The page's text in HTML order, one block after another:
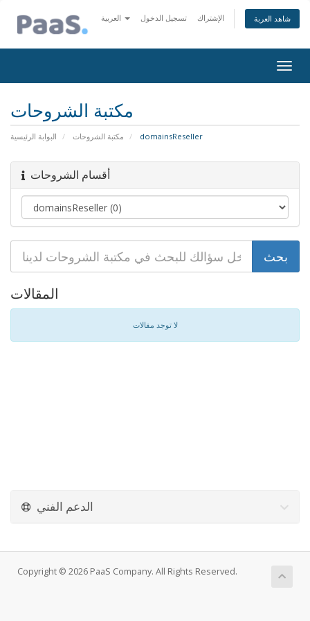
تسجيل الدخول الإشتراك شاهد العربة
مكتبة الشروحات
البوابة الرئيسية مكتبة الشروحات domainsReseller
أقسام الشروحات
المقالات
لا توجد مقالات
الدعم الفني
Copyright © 2026 PaaS Company. All Rights Reserved.